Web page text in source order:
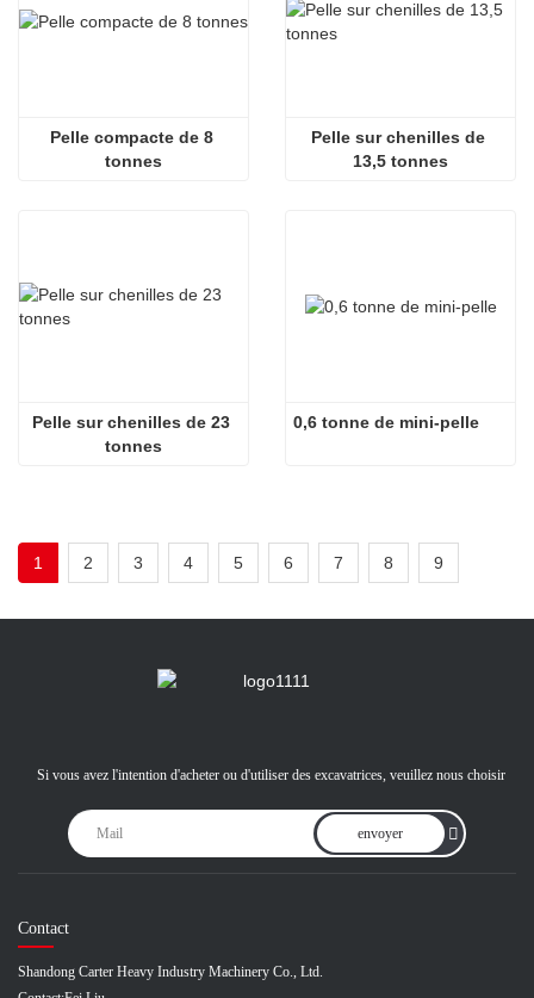
Pelle compacte de 8
tonnes
Pelle sur chenilles de
13,5 tonnes
Pelle sur chenilles de 23
tonnes
0,6 tonne de mini-pelle
1 2 3 4 5 6 7 8 9
Si vous avez l'intention d'acheter ou d'utiliser des excavatrices, veuillez nous choisir
envoyer
Contact
Shandong Carter Heavy Industry Machinery Co., Ltd.